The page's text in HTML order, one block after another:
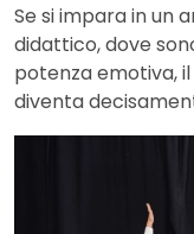
Se si impara in un
didattico, dove
potenza emotiva,
diventa